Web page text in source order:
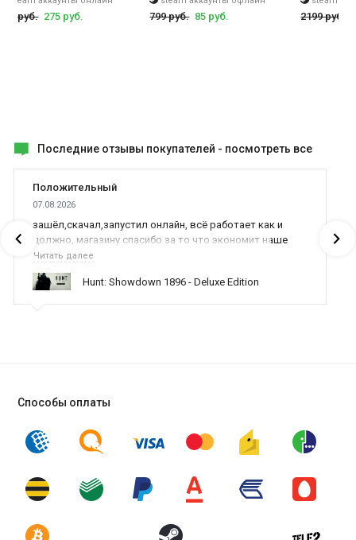
Zombie City Defense 2 имеет только одиночный режим и полную
руб. 275 руб. 799 руб. 85 руб. 2199 руб.
Последние отзывы покупателей - посмотреть все
Положительный
07.08.2026
зашёл,скачал,запустил онлайн, всё работает как и
должно, магазину спасибо за то что экономит наше
время,нервы и деньги, ребята вы красава оказываете
поддержку населению и походу из всех только вы и
оказываете помощь
Читать далее
Hunt: Showdown 1896 - Deluxe Edition
Способы оплаты